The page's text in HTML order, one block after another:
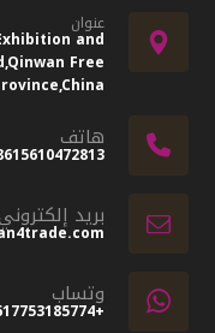
عنوان
and
Free
هاتف
بريد إلكتروني
وتساب
+8617753185774